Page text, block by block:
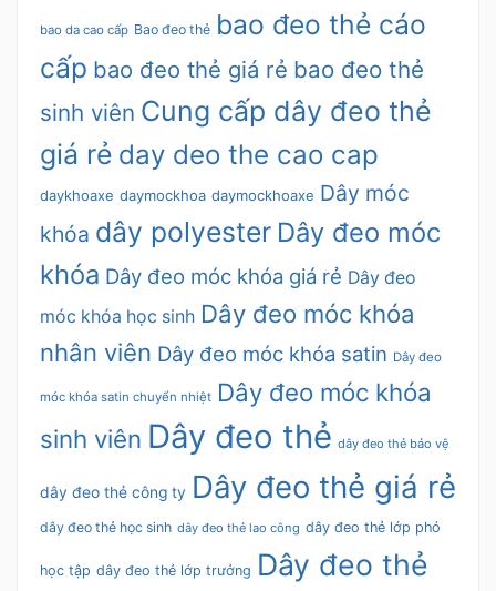
bao da cao cấp Bao đeo thẻ bao đeo thẻ cáo
cấp bao đeo thẻ giá rẻ bao đeo thẻ
sinh viên Cung cấp dây đeo thẻ
giá rẻ day deo the cao cap
daykhoaxe daymockhoa daymockhoaxe Dây móc
khóa dây polyester Dây đeo móc
khóa Dây đeo móc khóa giá rẻ Dây đeo
móc khóa học sinh Dây đeo móc khóa
nhân viên Dây đeo móc khóa satin Dây đeo
móc khóa satin chuyển nhiệt Dây đeo móc khóa
sinh viên Dây đeo thẻ dây đeo thẻ bảo vệ
dây đeo thẻ công ty Dây đeo thẻ giá rẻ
dây đeo thẻ học sinh dây đeo thẻ lao công dây đeo thẻ lớp phó
học tập dây đeo thẻ lớp trưởng Dây đeo thẻ